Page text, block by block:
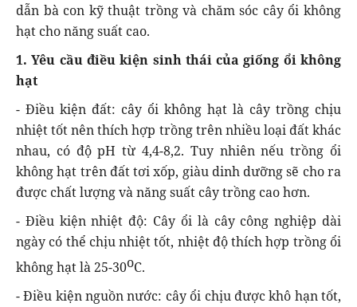
dẫn bà con kỹ thuật trồng và chăm sóc cây ổi không
hạt cho năng suất cao.
1. Yêu cầu điều kiện sinh thái của giống ổi không
hạt
- Điều kiện đất: cây ổi không hạt là cây trồng chịu
nhiệt tốt nên thích hợp trồng trên nhiều loại đất khác
nhau, có độ pH từ 4,4-8,2. Tuy nhiên nếu trồng ổi
không hạt trên đất tơi xốp, giàu dinh dưỡng sẽ cho ra
được chất lượng và năng suất cây trồng cao hơn.
- Điều kiện nhiệt độ: Cây ổi là cây công nghiệp dài
ngày có thể chịu nhiệt tốt, nhiệt độ thích hợp trồng ổi
không hạt là 25-30oC.
- Điều kiện nguồn nước: cây ổi chịu được khô hạn tốt,